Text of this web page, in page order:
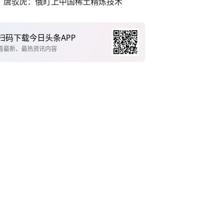
码下载今日头条APP
最新、最热资讯内容